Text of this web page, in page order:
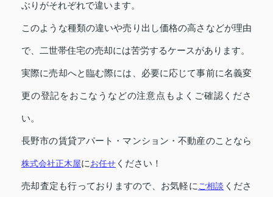
ぶりがそれぞれで違います。
このような種類の違いや売り出し価格の高さなどが理由
で、二世帯住宅の売却には苦労するケースがあります。
実際に売却へと臨む際には、必要に応じて事前に名義変
更の登記をおこなうなどの注意点もよくご確認くださ
い。
長野市の賃貸アパート・マンション・不動産のことなら
株式会社正木屋にお任せ ください！
売却査定も行っておりますので、お気軽に ご相談 くださ